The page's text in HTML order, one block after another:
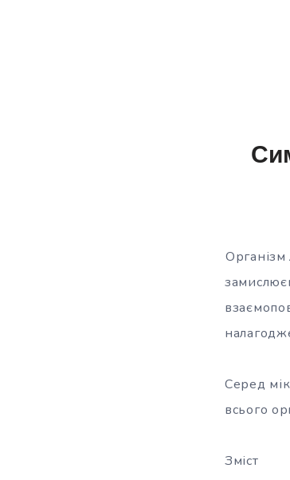
Серед
всього
Зміст